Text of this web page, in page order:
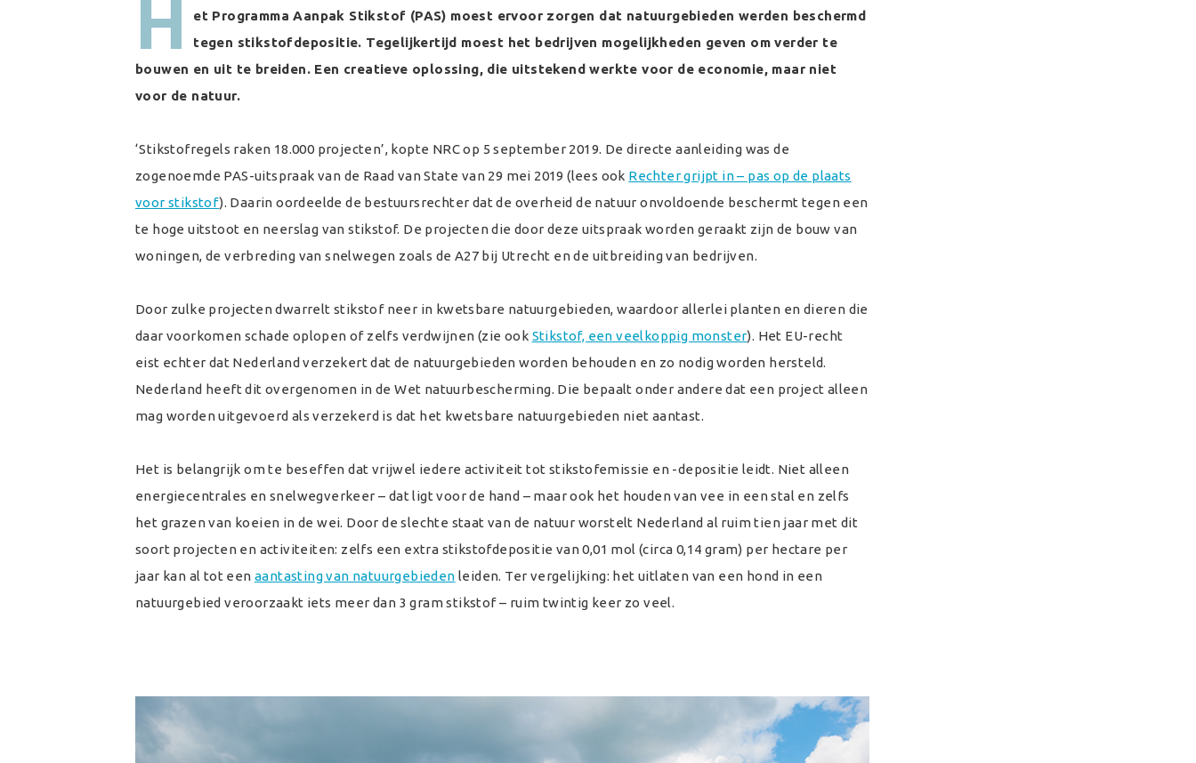
H
et Programma Aanpak Stikstof (PAS) moest ervoor zorgen dat natuurgebieden werden beschermd
tegen stikstofdepositie. Tegelijkertijd moest het bedrijven mogelijkheden geven om verder te
bouwen en uit te breiden. Een creatieve oplossing, die uitstekend werkte voor de economie, maar niet
voor de natuur.
‘Stikstofregels raken 18.000 projecten’, kopte NRC op 5 september 2019. De directe aanleiding was de
zogenoemde PAS-uitspraak van de Raad van State van 29 mei 2019 (lees ook Rechter grijpt in – pas op de plaats
voor stikstof). Daarin oordeelde de bestuursrechter dat de overheid de natuur onvoldoende beschermt tegen een
te hoge uitstoot en neerslag van stikstof. De projecten die door deze uitspraak worden geraakt zijn de bouw van
woningen, de verbreding van snelwegen zoals de A27 bij Utrecht en de uitbreiding van bedrijven.
Door zulke projecten dwarrelt stikstof neer in kwetsbare natuurgebieden, waardoor allerlei planten en dieren die
daar voorkomen schade oplopen of zelfs verdwijnen (zie ook Stikstof, een veelkoppig monster). Het EU-recht
eist echter dat Nederland verzekert dat de natuurgebieden worden behouden en zo nodig worden hersteld.
Nederland heeft dit overgenomen in de Wet natuurbescherming. Die bepaalt onder andere dat een project alleen
mag worden uitgevoerd als verzekerd is dat het kwetsbare natuurgebieden niet aantast.
Het is belangrijk om te beseffen dat vrijwel iedere activiteit tot stikstofemissie en -depositie leidt. Niet alleen
energiecentrales en snelwegverkeer – dat ligt voor de hand – maar ook het houden van vee in een stal en zelfs
het grazen van koeien in de wei. Door de slechte staat van de natuur worstelt Nederland al ruim tien jaar met dit
soort projecten en activiteiten: zelfs een extra stikstofdepositie van 0,01 mol (circa 0,14 gram) per hectare per
jaar kan al tot een aantasting van natuurgebieden leiden. Ter vergelijking: het uitlaten van een hond in een
natuurgebied veroorzaakt iets meer dan 3 gram stikstof – ruim twintig keer zo veel.